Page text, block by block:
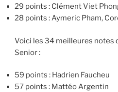
29 points : Clément Viet
28 points : Aymeric Pham,
Voici les 34 meilleures notes
Senior :
59 points : Hadrien Faucheu
57 points : Mattéo Argentin